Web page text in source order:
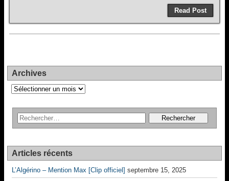
Read Post
Archives
Archives
Articles récents
L’Algérino – Mention Max [Clip officiel] septembre 15, 2025